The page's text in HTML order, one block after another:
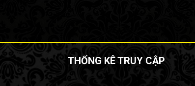
THỐNG KÊ TRUY CẬP